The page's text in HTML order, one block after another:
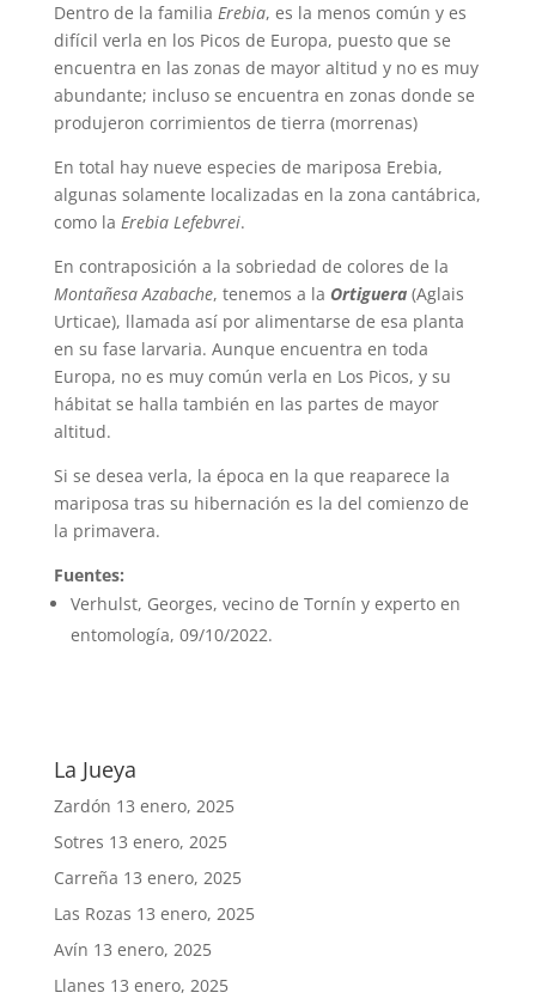
Dentro de la familia Erebia, es la menos común y es
difícil verla en los Picos de Europa, puesto que se
encuentra en las zonas de mayor altitud y no es muy
abundante; incluso se encuentra en zonas donde se
produjeron corrimientos de tierra (morrenas)
En total hay nueve especies de mariposa Erebia,
algunas solamente localizadas en la zona cantábrica,
como la Erebia Lefebvrei.
En contraposición a la sobriedad de colores de la
Montañesa Azabache, tenemos a la Ortiguera(Aglais
Urticae), llamada así por alimentarse de esa planta
en su fase larvaria. Aunque encuentra en toda
Europa, no es muy común verla en Los Picos, y su
hábitat se halla también en las partes de mayor
altitud.
Si se desea verla, la época en la que reaparece la
mariposa tras su hibernación es la del comienzo de
la primavera.
Fuentes:
Verhulst, Georges, vecino de Tornín y experto en
entomología, 09/10/2022.
La Jueya
Zardón 13 enero, 2025
Sotres 13 enero, 2025
Carreña 13 enero, 2025
Las Rozas 13 enero, 2025
Avín 13 enero, 2025
Llanes 13 enero, 2025